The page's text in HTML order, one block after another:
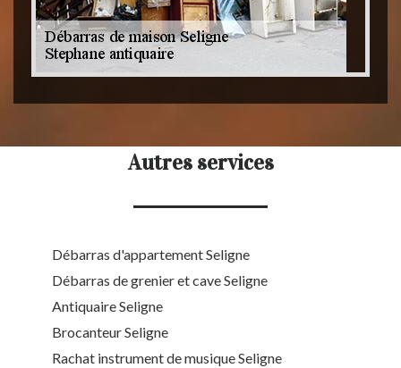
Autres services
Débarras d'appartement Seligne
Débarras de grenier et cave Seligne
Antiquaire Seligne
Brocanteur Seligne
Rachat instrument de musique Seligne